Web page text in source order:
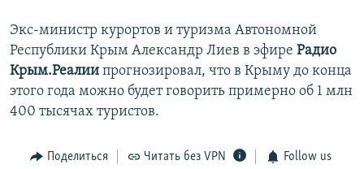
Экс-министр курортов и туризма Автономной
Республики Крым Александр Лиев в эфире Радио
Крым.Реалии прогнозировал, что в Крыму до конца
этого года можно будет говорить примерно об 1 млн
400 тысячах туристов.
Поделиться Читать без VPN Follow us